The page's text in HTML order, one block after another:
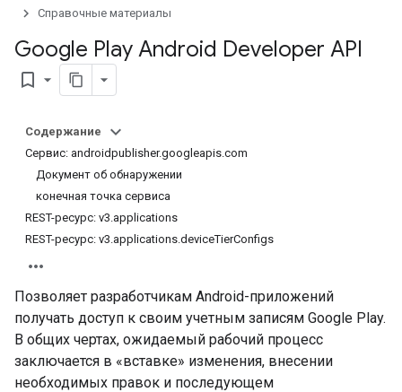
Справочные материалы
Google Play Android Developer API
bookmark_border
Содержание
Сервис: androidpublisher.googleapis.com
Документ об обнаружении
конечная точка сервиса
REST-ресурс: v3.applications
REST-ресурс: v3.applications.deviceTierConfigs
Позволяет разработчикам Android-приложений
получать доступ к своим учетным записям Google Play.
В общих чертах, ожидаемый рабочий процесс
заключается в «вставке» изменения, внесении
необходимых правок и последующем